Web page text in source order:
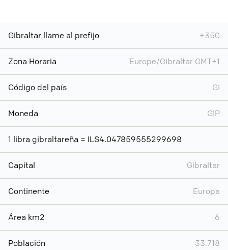
Gibraltar llame al prefijo +350
Zona Horaria Europe/Gibraltar GMT+1
Código del país GI
Moneda GIP
1 libra gibraltareña = ILS4.047859555299698
Capital Gibraltar
Continente Europa
Área km2 6
Población 33.718